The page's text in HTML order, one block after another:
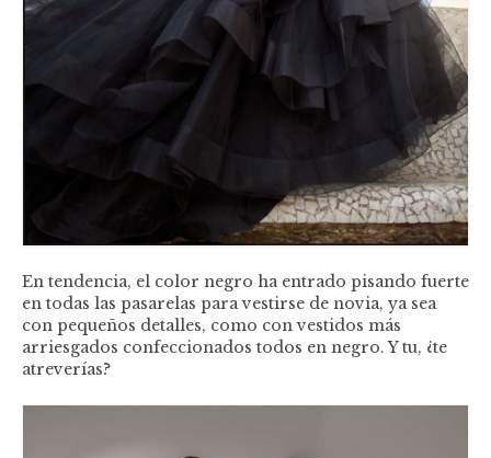
En tendencia, el color negro ha entrado pisando fuerte
en todas las pasarelas para vestirse de novia, ya sea
con pequeños detalles, como con vestidos más
arriesgados confeccionados todos en negro. Y tu, ¿te
atreverías?